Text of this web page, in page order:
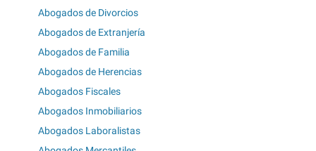
Abogados de Divorcios
Abogados de Extranjería
Abogados de Familia
Abogados de Herencias
Abogados Fiscales
Abogados Inmobiliarios
Abogados Laboralistas